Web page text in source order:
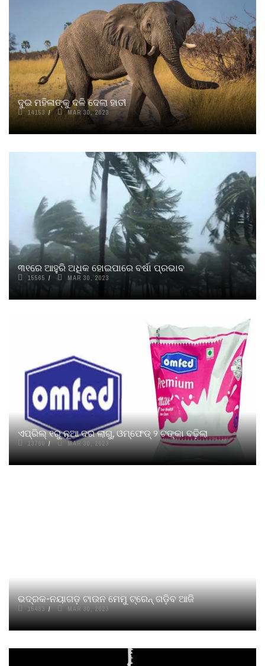
ଦୁଇ ମହିଳାଙ୍କୁ ଦଳି ଦେଲା ହାତୀ
14153 MAR 30, 2023
୩୧ରେ ଆହୁରି ଅଧିକ ହୋଇପାରେ ବର୍ଷା ପ୍ରଭାବ
15565 MAR 30, 2023
ଏପ୍ରିଲ୍ ୧ରୁ ନୂଆ ଦର ଲାଗୁ, ଓମ୍‌ଫେଡ୍‌ ୨ ଟଙ୍କା ବଢ଼ିଲା
13760 MAR 30, 2023
ଭଦ୍ରକ-ନୟାଗଡ଼ ଟାଉନ ମେମୁ ଟ୍ରେନ୍‌ ଗଡ଼ିବ ଆଜି
15483 MAR 30, 2023